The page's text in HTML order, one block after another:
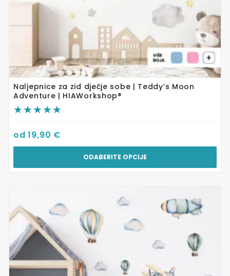
Naljepnice za zid dječje sobe | Teddy’s Moon
Adventure | HIAWorkshop®
od19,90 €
ODABERITE OPCIJE
proizvod
ima
više
varijanti.
Opcije
se
mogu